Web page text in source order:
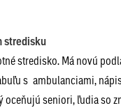
stredisku
stredisko. Má novú
s ambulanciami,
oceňujú seniori, ľudia so